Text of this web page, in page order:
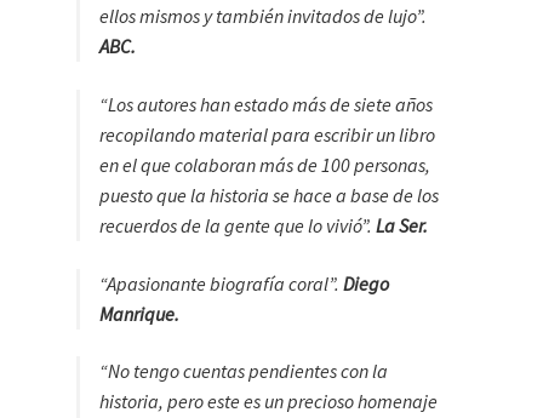
ellos mismos y también invitados de lujo”.
ABC.
“Los autores han estado más de siete años
recopilando material para escribir un libro
en el que colaboran más de 100 personas,
puesto que la historia se hace a base de los
recuerdos de la gente que lo vivió”. La Ser.
“Apasionante biografía coral”. Diego
Manrique.
“No tengo cuentas pendientes con la
historia, pero este es un precioso homenaje